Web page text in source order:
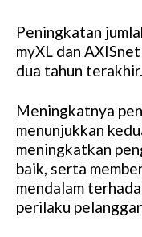
Peningkatan
myXL dan
dua tahun terakhir.
Meningkatnya
menunjukkan
meningkatkan
baik, serta
mendalam
perilaku